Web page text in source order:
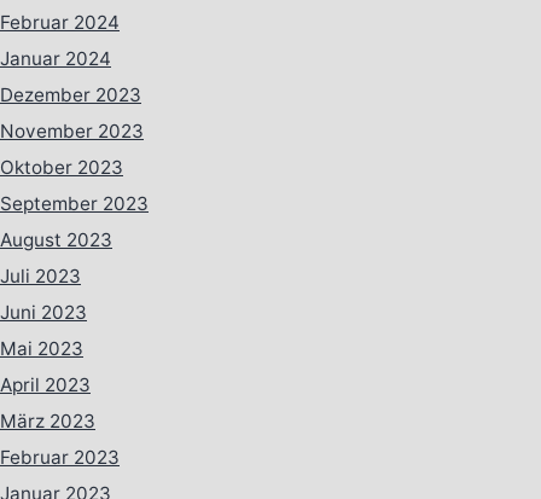
Februar 2024
Januar 2024
Dezember 2023
November 2023
Oktober 2023
September 2023
August 2023
Juli 2023
Juni 2023
Mai 2023
April 2023
März 2023
Februar 2023
Januar 2023